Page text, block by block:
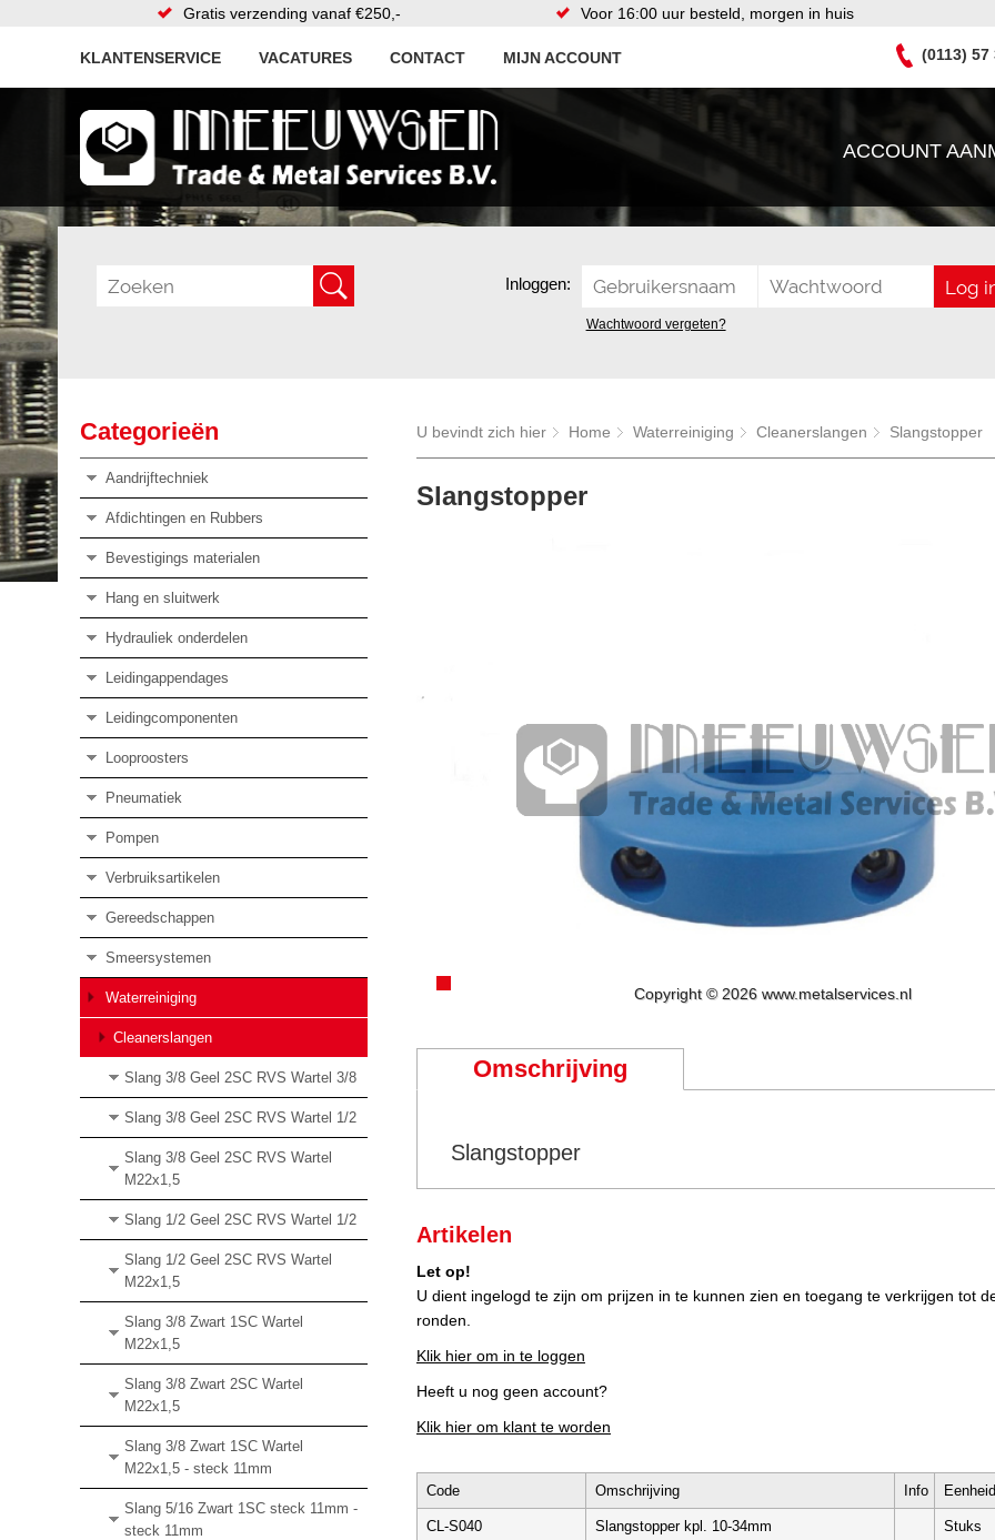
Gratis verzending vanaf €250,- Voor 16:00 uur besteld, morgen in huis
KLANTENSERVICE VACATURES CONTACT MIJN ACCOUNT (0113) 57
ACCOUNT
Inloggen:
Wachtwoord vergeten?
Categorieën
Aandrijftechniek
Afdichtingen en Rubbers
Bevestigings materialen
Hang en sluitwerk
Hydrauliek onderdelen
Leidingappendages
Leidingcomponenten
Looproosters
Pneumatiek
Pompen
Verbruiksartikelen
Gereedschappen
Smeersystemen
Waterreiniging
Cleanerslangen
Slang 3/8 Geel 2SC RVS Wartel 3/8
Slang 3/8 Geel 2SC RVS Wartel 1/2
Slang 3/8 Geel 2SC RVS Wartel
M22x1,5
Slang 1/2 Geel 2SC RVS Wartel 1/2
Slang 1/2 Geel 2SC RVS Wartel
M22x1,5
Slang 3/8 Zwart 1SC Wartel
M22x1,5
Slang 3/8 Zwart 2SC Wartel
M22x1,5
Slang 3/8 Zwart 1SC Wartel
M22x1,5 - steck 11mm
Slang 5/16 Zwart 1SC steck 11mm -
steck 11mm
U bevindt zich hier Home Waterreiniging Cleanerslangen Slangstopper
Slangstopper
Copyright © 2026 www.metalservices.nl
Omschrijving
Slangstopper
Artikelen
Let op!
U dient ingelogd te zijn om prijzen in te kunnen zien en toegang te verkrijgen tot
ronden.
Klik hier om in te loggen
Heeft u nog geen account?
Klik hier om klant te worden
Code Omschrijving Info
CL-S040 Slangstopper kpl. 10-34mm Stuks